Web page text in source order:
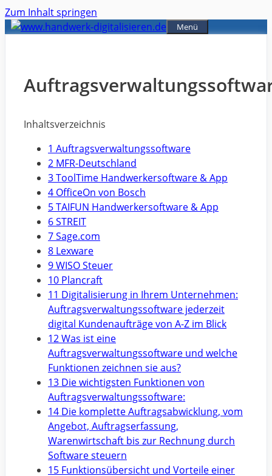
Zum Inhalt springen
Menü
Inhaltsverzeichnis
1 Auftragsverwaltungssoftware
2 MFR-Deutschland
3 ToolTime Handwerkersoftware & App
4 OfficeOn von Bosch
5 TAIFUN Handwerkersoftware & App
6 STREIT
7 Sage.com
8 Lexware
9 WISO Steuer
10 Plancraft
11 Digitalisierung in Ihrem Unternehmen:
Auftragsverwaltungssoftware jederzeit
digital Kundenaufträge von A-Z im Blick
12 Was ist eine
Auftragsverwaltungssoftware und welche
Funktionen zeichnen sie aus?
13 Die wichtigsten Funktionen von
Auftragsverwaltungssoftware:
14 Die komplette Auftragsabwicklung, vom
Angebot, Auftragserfassung,
Warenwirtschaft bis zur Rechnung durch
Software steuern
15 Funktionsübersicht und Vorteile einer